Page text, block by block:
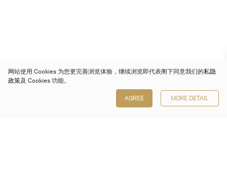
网站使用 Cookies 为您更完善浏览体验，继续浏览即代表阁下同意我们的私隐
政策及 Cookies 功能。
AGREE MORE DETAIL